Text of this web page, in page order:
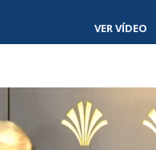
VER VÍDEO